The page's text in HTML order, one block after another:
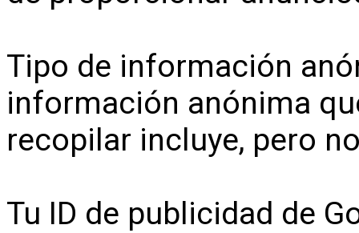
Tipo de información
información anónima
recopilar incluye, pero
Tu ID de publicidad de